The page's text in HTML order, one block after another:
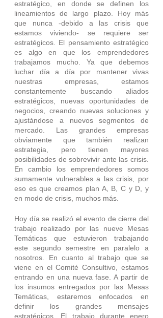
estratégico, en donde se definen los
lineamientos de largo plazo. Hoy más
que nunca -debido a las crisis que
estamos viviendo- se requiere ser
estratégicos. El pensamiento estratégico
es algo en que los emprendedores
trabajamos mucho. Ya que debemos
luchar día a día por mantener vivas
nuestras empresas, estamos
constantemente buscando aliados
estratégicos, nuevas oportunidades de
negocios, creando nuevas soluciones y
ajustándose a nuevos segmentos de
mercado. Las grandes empresas
obviamente que también realizan
estrategia, pero tienen mayores
posibilidades de sobrevivir ante las crisis.
En cambio los emprendedores somos
sumamente vulnerables a las crisis, por
eso es que creamos plan A, B, C y D, y
en modo de crisis, muchos más.
Hoy día se realizó el evento de cierre del
trabajo realizado por las nueve Mesas
Temáticas que estuvieron trabajando
este segundo semestre en paralelo a
nosotros. En cuanto al trabajo que se
viene en el Comité Consultivo, estamos
entrando en una nueva fase. A partir de
los insumos entregados por las Mesas
Temáticas, estaremos enfocados en
definir los grandes mensajes
estratégicos. El trabajo durante enero